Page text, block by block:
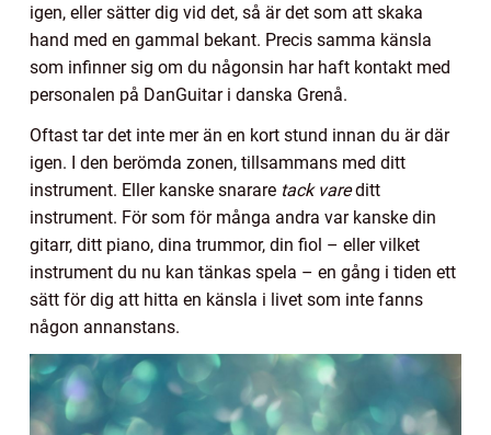
igen, eller sätter dig vid det, så är det som att skaka
hand med en gammal bekant. Precis samma känsla
som infinner sig om du någonsin har haft kontakt med
personalen på DanGuitar i danska Grenå.
Oftast tar det inte mer än en kort stund innan du är där
igen. I den berömda zonen, tillsammans med ditt
instrument. Eller kanske snarare tack vareditt
instrument. För som för många andra var kanske din
gitarr, ditt piano, dina trummor, din fiol – eller vilket
instrument du nu kan tänkas spela – en gång i tiden ett
sätt för dig att hitta en känsla i livet som inte fanns
någon annanstans.